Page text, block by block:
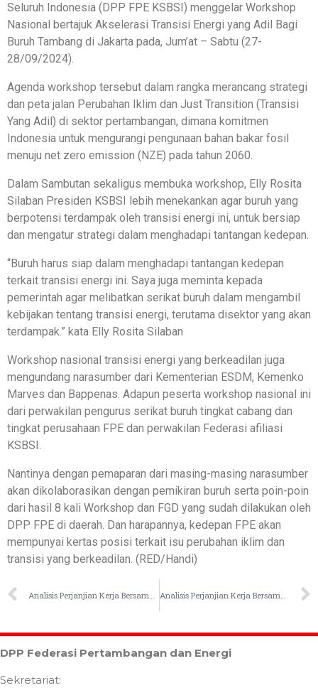
Seluruh Indonesia (DPP FPE KSBSI) menggelar Workshop
Nasional bertajuk Akselerasi Transisi Energi yang Adil Bagi
Buruh Tambang di Jakarta pada, Jum’at – Sabtu (27-
28/09/2024).
Agenda workshop tersebut dalam rangka merancang strategi
dan peta jalan Perubahan Iklim dan Just Transition (Transisi
Yang Adil) di sektor pertambangan, dimana komitmen
Indonesia untuk mengurangi pengunaan bahan bakar fosil
menuju net zero emission (NZE) pada tahun 2060.
Dalam Sambutan sekaligus membuka workshop, Elly Rosita
Silaban Presiden KSBSI lebih menekankan agar buruh yang
berpotensi terdampak oleh transisi energi ini, untuk bersiap
dan mengatur strategi dalam menghadapi tantangan kedepan.
“Buruh harus siap dalam menghadapi tantangan kedepan
terkait transisi energi ini. Saya juga meminta kepada
pemerintah agar melibatkan serikat buruh dalam mengambil
kebijakan tentang transisi energi, terutama disektor yang akan
terdampak.” kata Elly Rosita Silaban
Workshop nasional transisi energi yang berkeadilan juga
mengundang narasumber dari Kementerian ESDM, Kemenko
Marves dan Bappenas. Adapun peserta workshop nasional ini
dari perwakilan pengurus serikat buruh tingkat cabang dan
tingkat perusahaan FPE dan perwakilan Federasi afiliasi
KSBSI.
Nantinya dengan pemaparan dari masing-masing narasumber
akan dikolaborasikan dengan pemikiran buruh serta poin-poin
dari hasil 8 kali Workshop dan FGD yang sudah dilakukan oleh
DPP FPE di daerah. Dan harapannya, kedepan FPE akan
mempunyai kertas posisi terkait isu perubahan iklim dan
transisi yang berkeadilan. (RED/Handi)
DPP Federasi Pertambangan dan Energi
Sekretariat: